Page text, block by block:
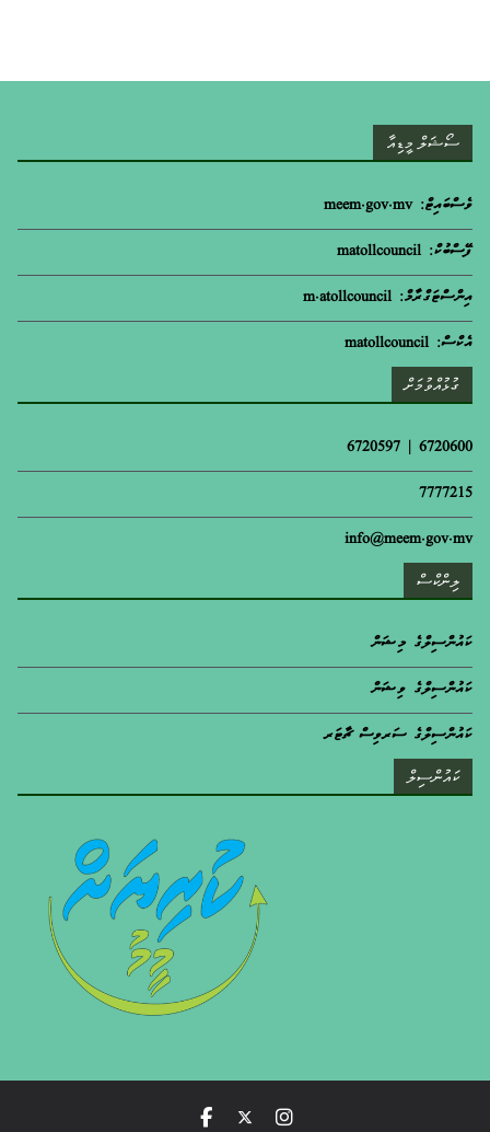
ސޯޝަލް މީޑިއާ
ވެސްބައިޓް: meem.gov.mv
ފޭސްބުކް: matollcouncil
އިންސްޓަގްރާމް: m.atollcouncil
އެކްސް: matollcouncil
ގުޅުއްވުމަށް
6720600 | 6720597
7777215
info@meem.gov.mv
ލިންކްސް
ކައުންސިލްގެ މިޝަން
ކައުންސިލްގެ ވިޝަން
ކައުންސިލްގެ ސަރވިސް ޗާޓަރ
ކައުންސިލް